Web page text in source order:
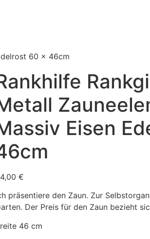
60 x 46cm
Eisen
€
präsentiere den Zaun. Zur
Der Preis für den Zaun bezieht
46 cm